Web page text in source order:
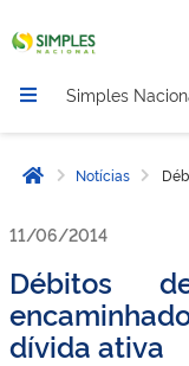
Simples
Página inicial
Notícias
11/06/2014
Débitos
dívida ativa